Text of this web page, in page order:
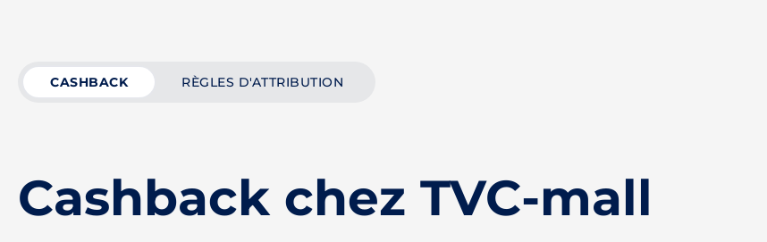
CASHBACK RÈGLES D'ATTRIBUTION
Cashback chez TVC-mall